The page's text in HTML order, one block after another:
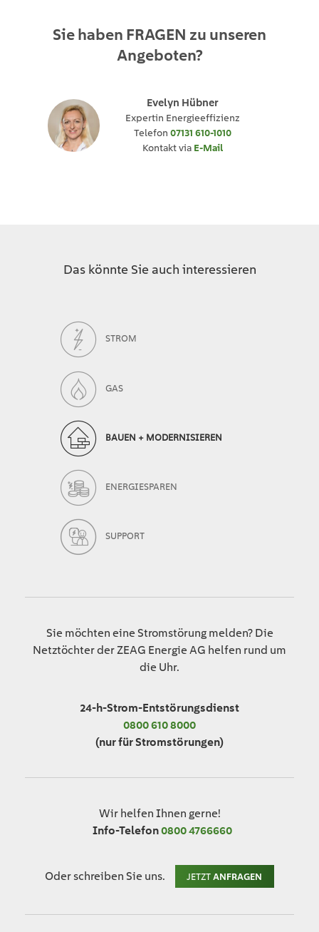
Sie haben FRAGEN zu unseren
Angeboten?
Evelyn Hübner
Expertin Energieeffizienz
Telefon07131 610-1010
Kontakt via E-Mail
Das könnte Sie auch interessieren
STROM
GAS
BAUEN + MODERNISIEREN
ENERGIESPAREN
SUPPORT
Sie möchten eine Stromstörung melden? Die
Netztöchter der ZEAG Energie AG helfen rund um
die Uhr.
24-h-Strom-Entstörungsdienst
0800 610 8000
(nur für Stromstörungen)
Wir helfen Ihnen gerne!
Info-Telefon0800 4766660
Oder schreiben Sie uns. JETZTANFRAGEN